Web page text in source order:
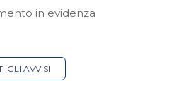
in evidenza
GLI AVVISI